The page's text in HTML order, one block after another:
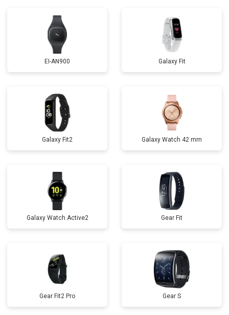
EI-AN900 Galaxy Fit
Galaxy Fit2 Galaxy Watch 42 mm
Galaxy Watch Active2 Gear Fit
Gear Fit2 Pro Gear S